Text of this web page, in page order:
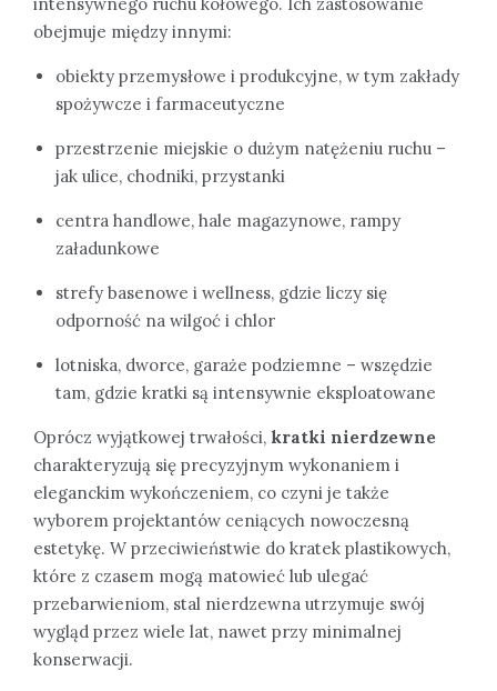
obejmuje między innymi:
obiekty przemysłowe i produkcyjne, w tym zakłady
spożywcze i farmaceutyczne
przestrzenie miejskie o dużym natężeniu ruchu –
jak ulice, chodniki, przystanki
centra handlowe, hale magazynowe, rampy
załadunkowe
strefy basenowe i wellness, gdzie liczy się
odporność na wilgoć i chlor
lotniska, dworce, garaże podziemne – wszędzie
tam, gdzie kratki są intensywnie eksploatowane
Oprócz wyjątkowej trwałości, kratki nierdzewne
charakteryzują się precyzyjnym wykonaniem i
eleganckim wykończeniem, co czyni je także
wyborem projektantów ceniących nowoczesną
estetykę. W przeciwieństwie do kratek plastikowych,
które z czasem mogą matowieć lub ulegać
przebarwieniom, stal nierdzewna utrzymuje swój
wygląd przez wiele lat, nawet przy minimalnej
konserwacji.